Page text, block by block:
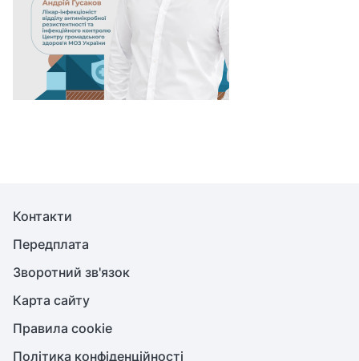
Контакти
Передплата
Зворотний зв'язок
Карта сайту
Правила cookie
Політика конфіденційності